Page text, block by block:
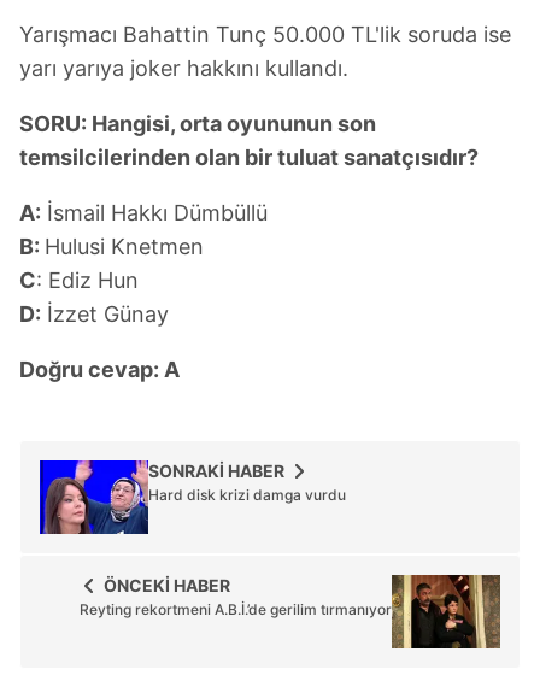
Yarışmacı Bahattin Tunç 50.000 TL'lik soruda ise
yarı yarıya joker hakkını kullandı.
SORU: Hangisi, orta oyununun son
temsilcilerinden olan bir tuluat sanatçısıdır?
A: İsmail Hakkı Dümbüllü
B: Hulusi Knetmen
C: Ediz Hun
D: İzzet Günay
Doğru cevap: A
SONRAKİ HABER
Hard disk krizi damga vurdu
ÖNCEKİ HABER
Reyting rekortmeni A.B.İ.’de gerilim tırmanıyor